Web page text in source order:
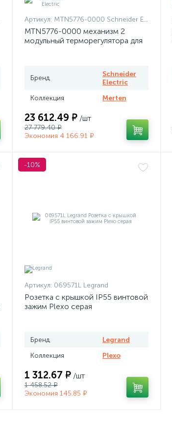
Артикул: MTN5776-0000 Schneider Electric
MTN5776-0000 механизм 2
модульный терморегулятора для
Бренд
Schneider
Electric
Коллекция
Merten
23 612.49 ₽ /шт
27 779.40 ₽
Экономия 4 166.91 ₽
-10%
Артикул: 069571L Legrand
Розетка с крышкой IP55 винтовой
зажим Plexo серая
Бренд
Legrand
Коллекция
Plexo
1 312.67 ₽ /шт
1 458.52 ₽
Экономия 145.85 ₽